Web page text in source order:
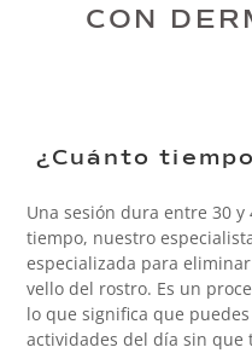
CON
¿Cuánto
Una sesión dura entre 30
tiempo, nuestro
especializada para
vello del rostro. Es un
lo que significa que
actividades del día sin